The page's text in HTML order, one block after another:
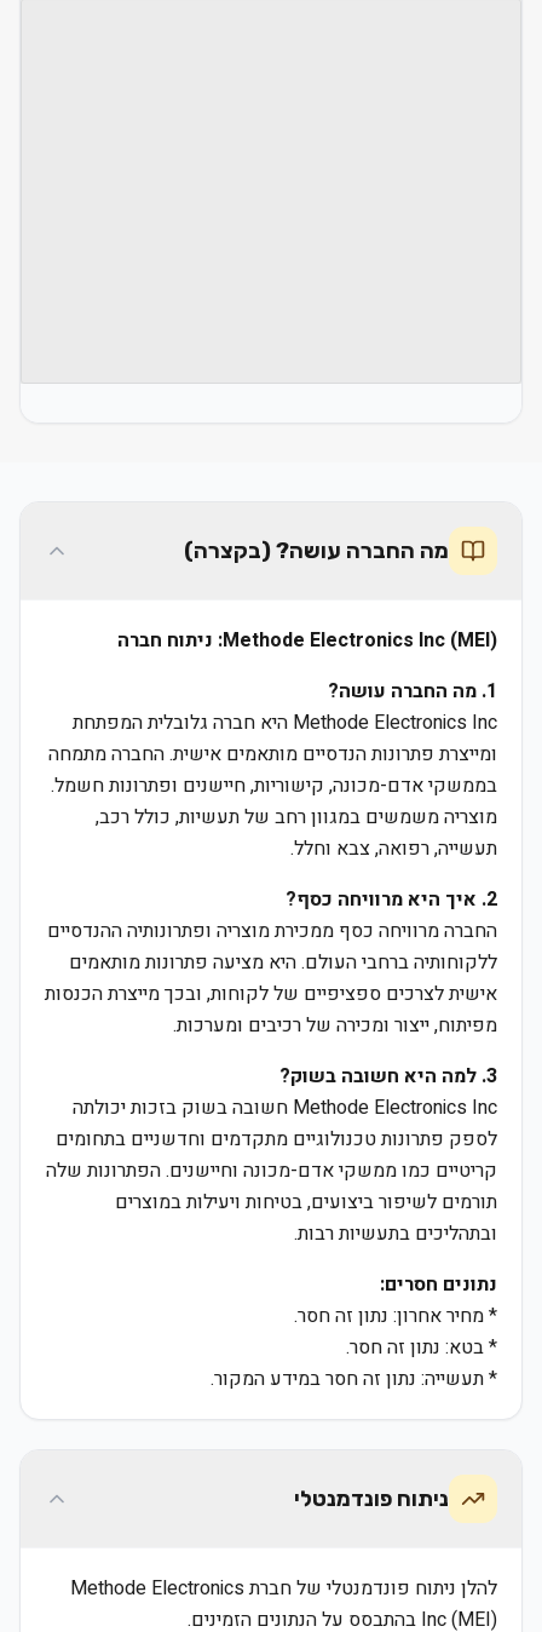
מה החברה עושה? (בקצרה)
Methode Electronics Inc (MEI): ניתוח חברה
1. מה החברה עושה?
Methode Electronics Inc היא חברה גלובלית המפתחת
ומייצרת פתרונות הנדסיים מותאמים אישית. החברה מתמחה
בממשקי אדם-מכונה, קישוריות, חיישנים ופתרונות חשמל.
מוצריה משמשים במגוון רחב של תעשיות, כולל רכב,
תעשייה, רפואה, צבא וחלל.
2. איך היא מרוויחה כסף?
החברה מרוויחה כסף ממכירת מוצריה ופתרונותיה ההנדסיים
ללקוחותיה ברחבי העולם. היא מציעה פתרונות מותאמים
אישית לצרכים ספציפיים של לקוחות, ובכך מייצרת הכנסות
מפיתוח, ייצור ומכירה של רכיבים ומערכות.
3. למה היא חשובה בשוק?
Methode Electronics Inc חשובה בשוק בזכות יכולתה
לספק פתרונות טכנולוגיים מתקדמים וחדשניים בתחומים
קריטיים כמו ממשקי אדם-מכונה וחיישנים. הפתרונות שלה
תורמים לשיפור ביצועים, בטיחות ויעילות במוצרים
ובתהליכים בתעשיות רבות.
נתונים חסרים:
* מחיר אחרון: נתון זה חסר.
* בטא: נתון זה חסר.
* תעשייה: נתון זה חסר במידע המקור.
ניתוח פונדמנטלי
להלן ניתוח פונדמנטלי של חברת Methode Electronics
Inc (MEI) בהתבסס על הנתונים הזמינים.